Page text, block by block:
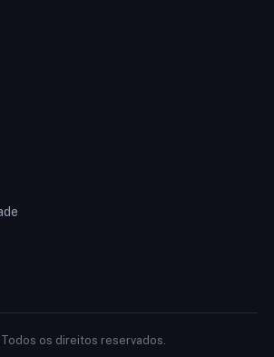
os direitos reservados.